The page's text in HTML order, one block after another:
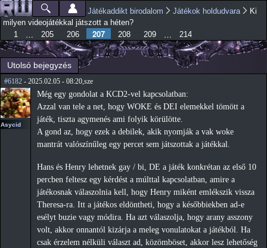
Ugrás a
tartalomra
Főmenü
Jelenlegi hely
Játékaddikt birodalom Játékok holdudvara
Ki
milyen videojátékkal játszott a héten?
1
… 205 206 207 208 209 … 214
Utolsó bejegyzés
#6182 - 2025.02.05 - 08:20,sze
Asycid
Még egy gondolat a KCD2-vel kapcsolatban:
Azzal van tele a net, hogy WOKE és DEI elemekkel tömött a
játék, tiszta agymenés ami folyik körülötte.
A gond az, hogy ezek a debilek, akik nyomják a vak woke
mantrát valószínűleg egy percet sem játszottak a játékkal.
Hans és Henry lehetnek gay / bi, DE a játék konkrétan az első 10
percben feltesz egy kérdést a múlttal kapcsolatban, amire a
játékosnak válaszolnia kell, hogy Henry miként emlékszik vissza
Theresa-ra. Itt a játékos eldöntheti, hogy a későbbiekben ad-e
esélyt buzie vagy módira. Ha azt válaszolja, hogy arany asszony
volt, akkor onnantól kizárja a meleg vonulatokat a játékból. Ha
csak érzelem nélküli választ ad, közömböset, akkor lesz lehetőség